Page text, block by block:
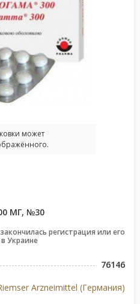
может
МГ, №30
регистрация или его
Украине
76146
Arzneimittel (Германия)